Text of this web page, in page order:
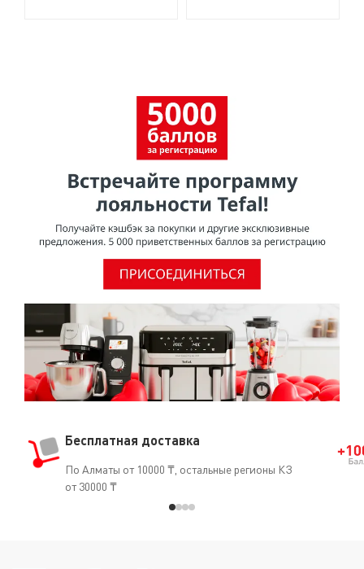
Бесплатная доставка
По Алматы от 10000 ₸, остальные регионы КЗ
от 30000 ₸